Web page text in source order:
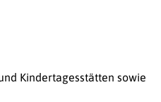
Kindertagesstätten sowie